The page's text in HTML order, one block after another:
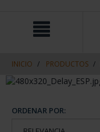
contenido
navegacin
INICIO PRODUCTOS
ORDENAR POR: